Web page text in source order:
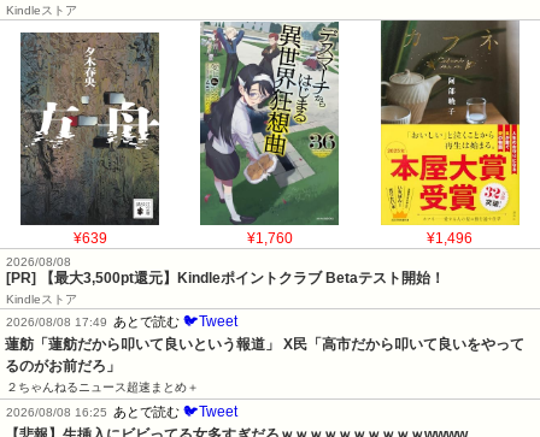
Kindleストア
¥639 ¥1,760 ¥1,496
2026/08/08
[PR] 【最大3,500pt還元】Kindleポイントクラブ Betaテスト開始！
Kindleストア
2026/08/08 17:49
あとで読む 🐦Tweet
蓮舫「蓮舫だから叩いて良いという報道」 X民「高市だから叩いて良いをやって
るのがお前だろ」
２ちゃんねるニュース超速まとめ＋
2026/08/08 16:25
あとで読む 🐦Tweet